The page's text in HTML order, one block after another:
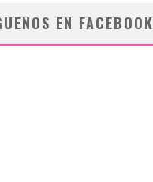
EN FACEBOOK